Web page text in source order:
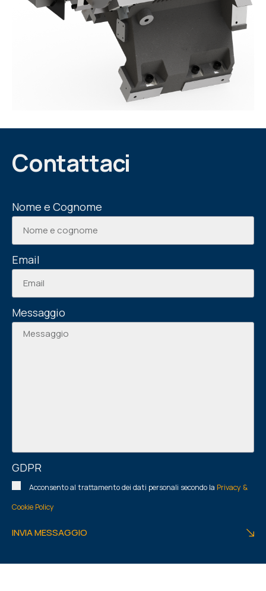
Contattaci
Nome e Cognome
Email
Messaggio
GDPR
Acconsento al trattamento dei dati personali secondo la Privacy &
Cookie Policy
INVIA MESSAGGIO